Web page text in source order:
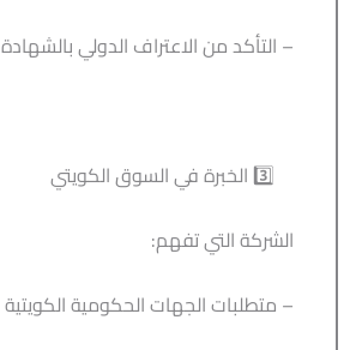
– التأكد من الاعتراف الدولي بالشهادة
الشركة التي تفهم:
– متطلبات الجهات الحكومية الكويتية